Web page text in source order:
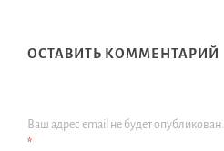
ОСТАВИТЬ КОММЕНТАРИЙ
Ваш адрес email не будет опубликован.
*